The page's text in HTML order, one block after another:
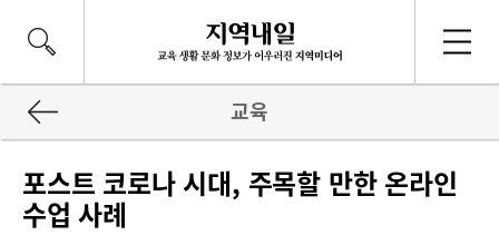
교육
포스트 코로나 시대, 주목할 만한 온라인
수업 사례